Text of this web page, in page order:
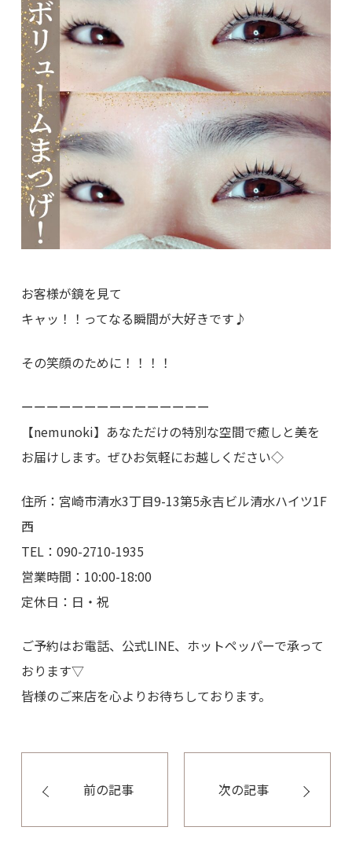
お客様が鏡を見て
キャッ！！ってなる瞬間が大好きです♪
その笑顔のために！！！！
ーーーーーーーーーーーーーーー
【nemunoki】あなただけの特別な空間で癒しと美を
お届けします。ぜひお気軽にお越しください◇
住所：宮崎市清水3丁目9-13第5永吉ビル清水ハイツ1F
西
TEL：090-2710-1935
営業時間：10:00-18:00
定休日：日・祝
ご予約はお電話、公式LINE、ホットペッパーで承って
おります▽
皆様のご来店を心よりお待ちしております。
前の記事 次の記事